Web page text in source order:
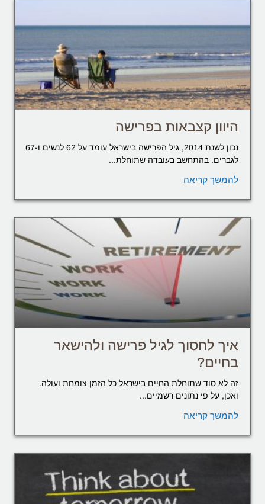
היוון קצבאות בפרישה
נכון לשנת 2014, גיל הפרישה בישראל עומד על 62 לנשים ו-67
לגברים. בהתחשב בעובדה שתוחלת...
להמשך קריאה
איך לחסוך לגיל פרישה ולהישאר
בחיים?
זה לא סוד שתוחלת החיים בישראל כל הזמן צומחת ועולה.
ואכן, על פי נתונים רשמיים...
להמשך קריאה